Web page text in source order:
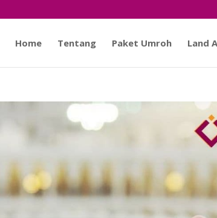
Home Tentang Paket Umroh Land